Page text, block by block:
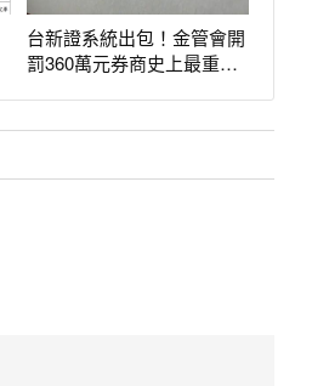
台新證系統出包！金管會開
罰360萬元券商史上最重